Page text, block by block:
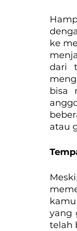
ke
dari
bisa
atau
yang
telah